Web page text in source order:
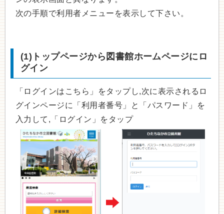
次の手順で利用者メニューを表示して下さい。
(1)トップページから図書館ホームページにロ
グイン
「ログインはこちら」をタップし,次に表示されるロ
グインページに「利用者番号」と「パスワード」を
入力して,「ログイン」をタップ